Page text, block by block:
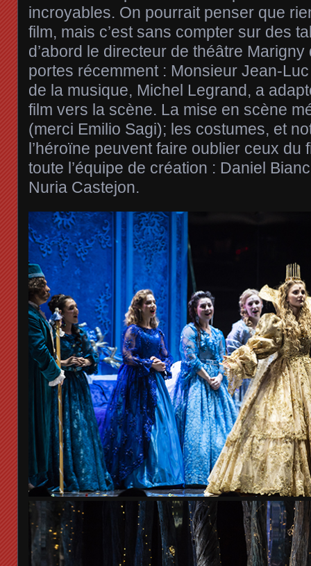
incroyables. On pourrait penser que
film, mais c’est sans compter sur des
d’abord le directeur de théâtre
portes récemment : Monsieur Jean-
de la musique, Michel Legrand, a
film vers la scène. La mise en scène
(merci Emilio Sagi); les costumes, et
l’héroïne peuvent faire oublier ceux du
toute l’équipe de création : Daniel
Nuria Castejon.